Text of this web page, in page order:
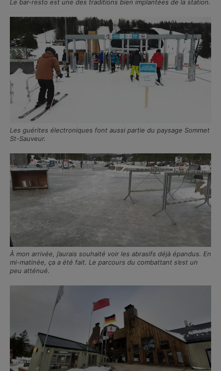
Le bar-resto est une des traditions bien implantées de la station.
Les guérites électroniques font aussi partie du paysage Sommet
St-Sauveur.
À mon arrivée, j’aurais souhaité voir les abrasifs déjà épandus. En
mi-matinée, ça a été fait. Le parcours du combattant s’est un
peu atténué.